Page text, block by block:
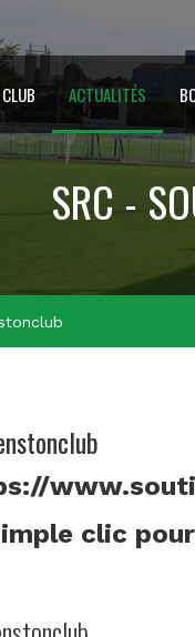
ACTUALITÉS
SRC -
clic